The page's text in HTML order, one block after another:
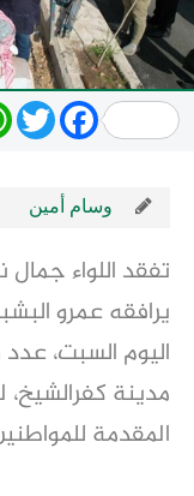
WhatsApp
TwitterFacebook
وسام أمين
تفقد اللواء جمال
يرافقه عمرو
اليوم السبت،
مدينة
المقدمة